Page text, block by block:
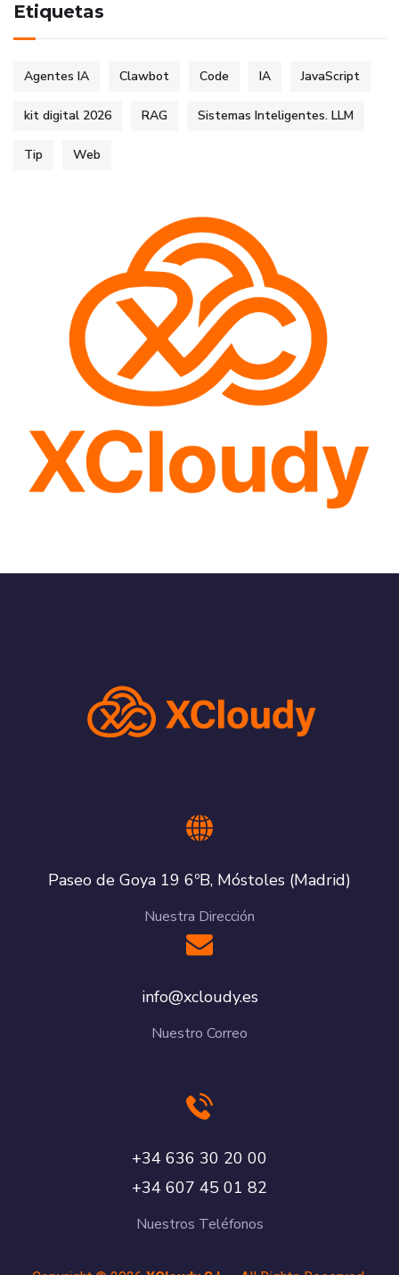
Etiquetas
Agentes IA Clawbot Code IA JavaScript
kit digital 2026 RAG Sistemas Inteligentes. LLM
Tip Web
Paseo de Goya 19 6ºB, Móstoles (Madrid)
Nuestra Dirección
se.yduolcx@ofni
Nuestro Correo
00 02 03 636 43+
28 10 54 706 43+
Nuestros Teléfonos